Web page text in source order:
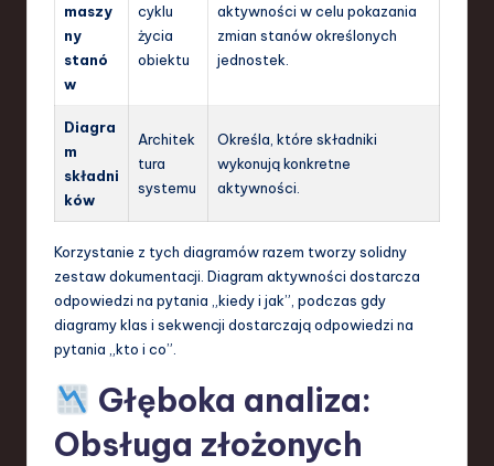
maszy
ny
stanó
w
cyklu
życia
obiektu
aktywności w celu pokazania
zmian stanów określonych
jednostek.
Diagra
m
składni
ków
Architek
tura
systemu
Określa, które składniki
wykonują konkretne
aktywności.
Korzystanie z tych diagramów razem tworzy solidny
zestaw dokumentacji. Diagram aktywności dostarcza
odpowiedzi na pytania „kiedy i jak”, podczas gdy
diagramy klas i sekwencji dostarczają odpowiedzi na
pytania „kto i co”.
Głęboka analiza:
Obsługa złożonych